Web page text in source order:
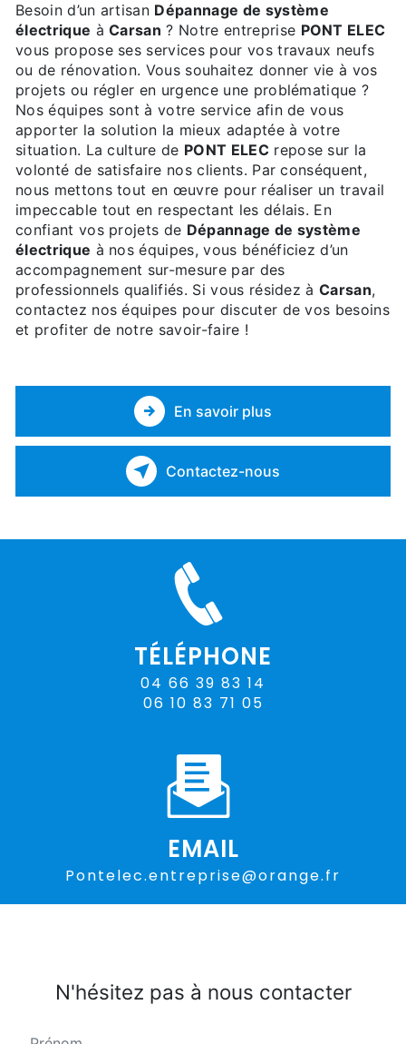
Besoin d’un artisan Dépannage de système
électrique àCarsan ? Notre entreprise PONT ELEC
vous propose ses services pour vos travaux neufs
ou de rénovation. Vous souhaitez donner vie à vos
projets ou régler en urgence une problématique ?
Nos équipes sont à votre service afin de vous
apporter la solution la mieux adaptée à votre
situation. La culture de PONT ELECrepose sur la
volonté de satisfaire nos clients. Par conséquent,
nous mettons tout en œuvre pour réaliser un travail
impeccable tout en respectant les délais. En
confiant vos projets de Dépannage de système
électrique à nos équipes, vous bénéficiez d’un
accompagnement sur-mesure par des
professionnels qualifiés. Si vous résidez àCarsan,
contactez nos équipes pour discuter de vos besoins
et profiter de notre savoir-faire !
En savoir plus
Contactez-nous
TÉLÉPHONE
04 66 39 83 14
06 10 83 71 05
EMAIL
pontelec.entreprise@orange.fr
N'hésitez pas à nous contacter